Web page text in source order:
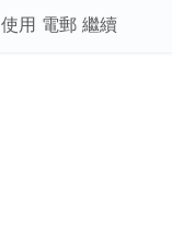
使用 電郵 繼續